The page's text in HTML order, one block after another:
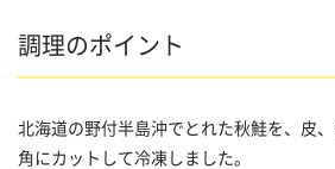
調理のポイント
北海道の野付半島沖でとれた秋鮭を、皮
角にカットして冷凍しました。